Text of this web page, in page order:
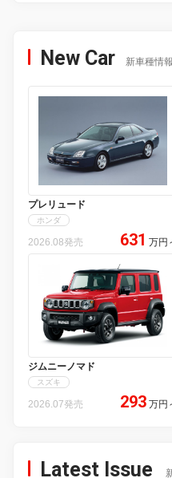
New Car 新車種情報
プレリュード
ホンダ
2026.08発売 631 万円
ジムニーノマド
スズキ
2026.07発売 293 万円
Latest Issue